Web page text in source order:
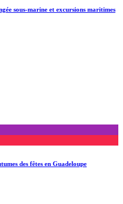
sous-marine et excursions maritimes
des fêtes en Guadeloupe